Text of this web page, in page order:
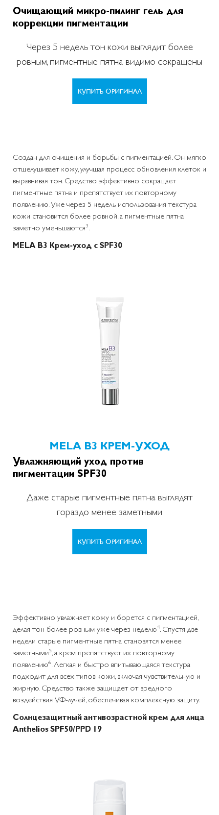
Очищающий микро-пилинг гель для
коррекции пигментации
Через 5 недель тон кожи выглядит более
ровным, пигментные пятна видимо сокращены
КУПИТЬ ОРИГИНАЛ
Создан для очищения и борьбы с пигментацией. Он мягко
отшелушивает кожу, улучшая процесс обновления клеток и
выравнивая тон. Средство эффективно сокращает
пигментные пятна и препятствует их повторному
появлению. Уже через 5 недель использования текстура
кожи становится более ровной, а пигментные пятна
заметно уменьшаются3.
MELA В3 Крем-уход с SPF30
MELA В3 КРЕМ-УХОД
Увлажняющий уход против
пигментации SPF30
Даже старые пигментные пятна выглядят
гораздо менее заметными
КУПИТЬ ОРИГИНАЛ
Эффективно увлажняет кожу и борется с пигментацией,
делая тон более ровным уже через неделю4. Спустя две
недели старые пигментные пятна становятся менее
заметными5, а крем препятствует их повторному
появлению6. Легкая и быстро впитывающаяся текстура
подходит для всех типов кожи, включая чувствительную и
жирную. Средство также защищает от вредного
воздействия УФ-лучей, обеспечивая комплексную защиту.
Солнцезащитный антивозрастной крем для лица
Anthelios SPF50/PPD 19